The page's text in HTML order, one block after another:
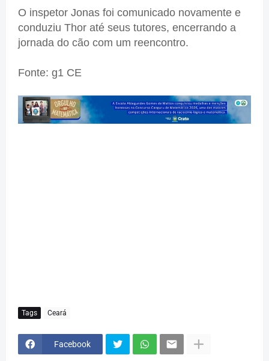
O inspetor Jonas foi comunicado novamente e
conduziu Thor até seus tutores, encerrando a
jornada do cão com um reencontro.
Fonte: g1 CE
Tags Ceará
Facebook